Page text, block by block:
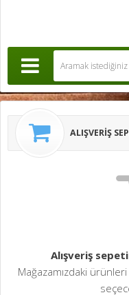
ALIŞVERİŞ
Alışveriş
Mağazamızdaki